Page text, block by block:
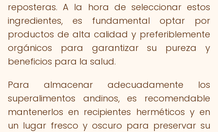
reposteras. A la hora de seleccionar estos
ingredientes, es fundamental optar por
productos de alta calidad y preferiblemente
orgánicos para garantizar su pureza y
beneficios para la salud.
Para almacenar adecuadamente los
superalimentos andinos, es recomendable
mantenerlos en recipientes herméticos y en
un lugar fresco y oscuro para preservar su